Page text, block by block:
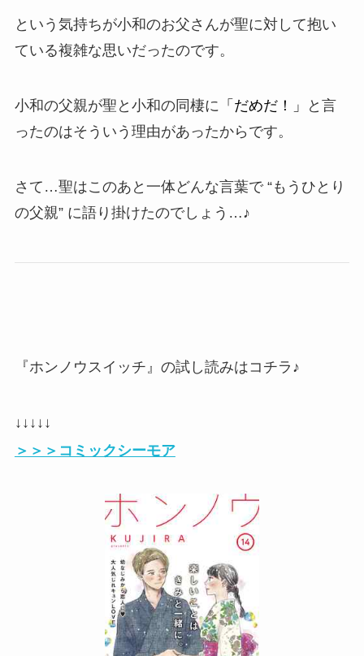
という気持ちが小和のお父さんが聖に対して抱い
ている複雑な思いだったのです。
小和の父親が聖と小和の同棲に 「だめだ！」
と言
ったのはそういう理由があったからです。
さて…聖はこのあと一体どんな言葉で “もうひとり
の父親” に語り掛けたのでしょう…♪
『ホンノウスイッチ』の試し読みはコチラ♪
↓↓↓↓↓
＞＞＞コミックシーモア